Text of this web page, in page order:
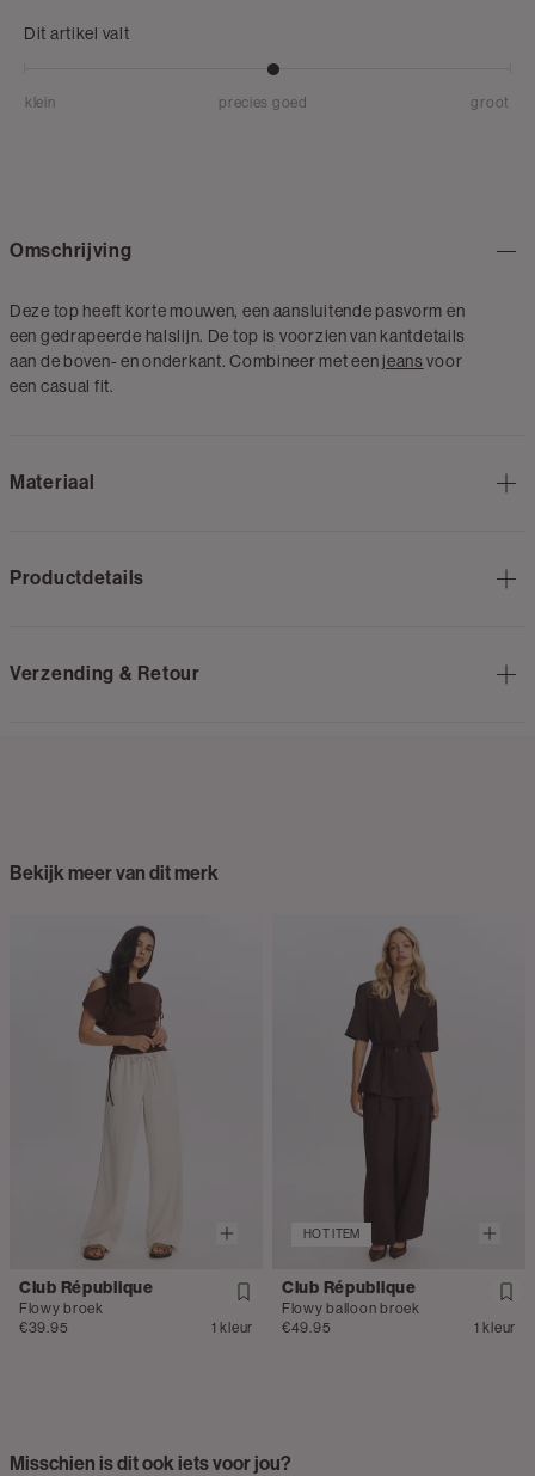
Dit artikel valt
klein precies goed groot
Omschrijving
Deze top heeft korte mouwen, een aansluitende pasvorm en
een gedrapeerde halslijn. De top is voorzien van kantdetails
aan de boven- en onderkant. Combineer met een jeansvoor
een casual fit.
Materiaal
Productdetails
Verzending & Retour
Bekijk meer van dit merk
Club République
Flowy broek
€39.95
1 kleur
HOT ITEM
Club République
Flowy balloon broek
€49.95
1 kleur
Misschien is dit ook iets voor jou?